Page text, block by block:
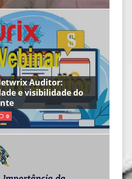
Auditor:
e visibilidade do
0